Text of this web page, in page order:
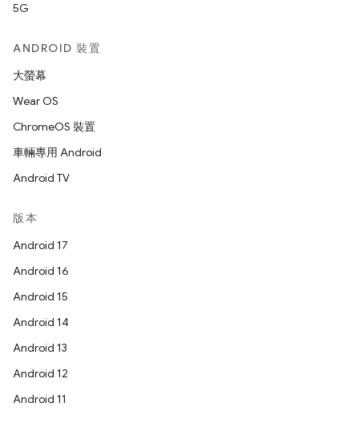
5G
ANDROID 裝置
大螢幕
Wear OS
ChromeOS 裝置
車輛專用 Android
Android TV
版本
Android 17
Android 16
Android 15
Android 14
Android 13
Android 12
Android 11